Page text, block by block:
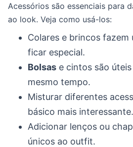
Acessórios são essenciais para
ao look. Veja como usá-los:
Colares e brincos fazem
ficar especial.
Bolsas e cintos são
mesmo tempo.
Misturar diferentes
básico mais interessante.
Adicionar lenços ou
únicos ao outfit.